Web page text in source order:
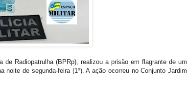
Radiopatrulha (BPRp), realizou a prisão em flagrante de um
de segunda-feira (1º). A ação ocorreu no Conjunto Jardim